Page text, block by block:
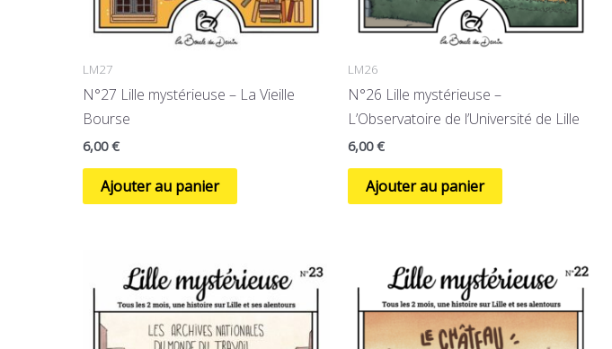
LM27
N°27 Lille mystérieuse – La Vieille
Bourse
6,00€
Ajouter au panier
LM26
N°26 Lille mystérieuse –
L’Observatoire de l’Université de Lille
6,00€
Ajouter au panier